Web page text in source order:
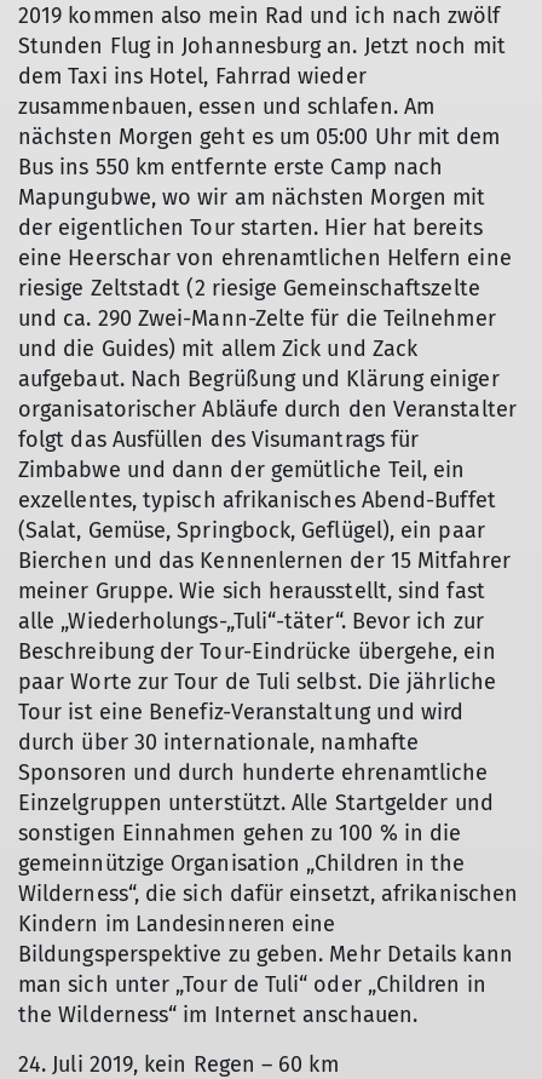
2019 kommen also mein Rad und ich nach zwölf
Stunden Flug in Johannesburg an. Jetzt noch mit
dem Taxi ins Hotel, Fahrrad wieder
zusammenbauen, essen und schlafen. Am
nächsten Morgen geht es um 05:00 Uhr mit dem
Bus ins 550 km entfernte erste Camp nach
Mapungubwe, wo wir am nächsten Morgen mit
der eigentlichen Tour starten. Hier hat bereits
eine Heerschar von ehrenamtlichen Helfern eine
riesige Zeltstadt (2 riesige Gemeinschaftszelte
und ca. 290 Zwei-Mann-Zelte für die Teilnehmer
und die Guides) mit allem Zick und Zack
aufgebaut. Nach Begrüßung und Klärung einiger
organisatorischer Abläufe durch den Veranstalter
folgt das Ausfüllen des Visumantrags für
Zimbabwe und dann der gemütliche Teil, ein
exzellentes, typisch afrikanisches Abend-Buffet
(Salat, Gemüse, Springbock, Geflügel), ein paar
Bierchen und das Kennenlernen der 15 Mitfahrer
meiner Gruppe. Wie sich herausstellt, sind fast
alle „Wiederholungs-„Tuli“-täter“. Bevor ich zur
Beschreibung der Tour-Eindrücke übergehe, ein
paar Worte zur Tour de Tuli selbst. Die jährliche
Tour ist eine Benefiz-Veranstaltung und wird
durch über 30 internationale, namhafte
Sponsoren und durch hunderte ehrenamtliche
Einzelgruppen unterstützt. Alle Startgelder und
sonstigen Einnahmen gehen zu 100 % in die
gemeinnützige Organisation „Children in the
Wilderness“, die sich dafür einsetzt, afrikanischen
Kindern im Landesinneren eine
Bildungsperspektive zu geben. Mehr Details kann
man sich unter „Tour de Tuli“ oder „Children in
the Wilderness“ im Internet anschauen.
24. Juli 2019, kein Regen – 60 km